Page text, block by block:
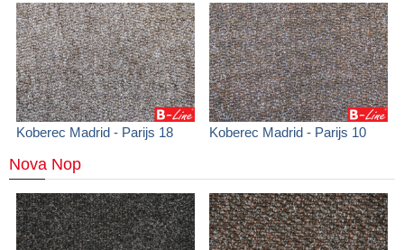
Koberec Madrid - Parijs 18 Koberec Madrid - Parijs 10
Nova Nop